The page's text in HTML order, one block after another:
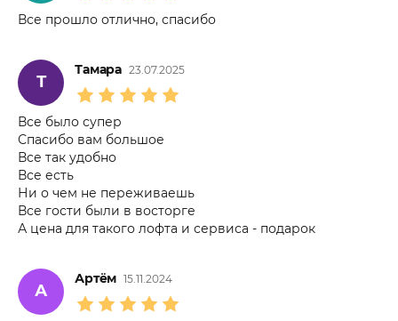
Все прошло отлично, спасибо
Т
Тамара 23.07.2025
Все было супер
Спасибо вам большое
Все так удобно
Все есть
Ни о чем не переживаешь
Все гости были в восторге
А цена для такого лофта и сервиса - подарок
А
Артём 15.11.2024